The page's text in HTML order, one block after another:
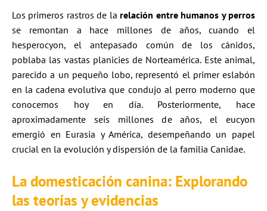
Los primeros rastros de larelación entre humanos y perros
se remontan a hace millones de años, cuando el
hesperocyon, el antepasado común de los cánidos,
poblaba las vastas planicies de Norteamérica. Este animal,
parecido a un pequeño lobo, representó el primer eslabón
en la cadena evolutiva que condujo al perro moderno que
conocemos hoy en día. Posteriormente, hace
aproximadamente seis millones de años, el eucyon
emergió en Eurasia y América, desempeñando un papel
crucial en la evolución y dispersión de la familia Canidae.
La domesticación canina: Explorando
las teorías y evidencias